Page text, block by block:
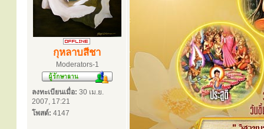
กุหลาบสีชา
Moderators-1
ลงทะเบียนเมื่อ: 30 เม.ย.
2007, 17:21
โพสต์: 4147